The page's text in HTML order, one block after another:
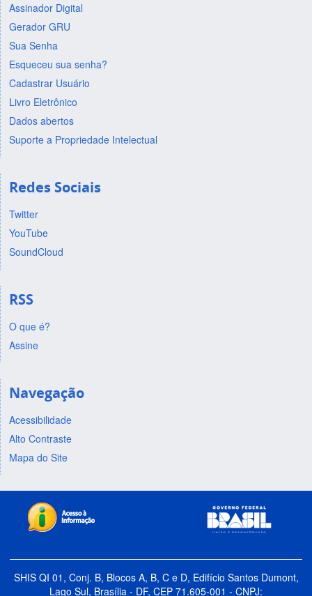
Assinador Digital
Gerador GRU
Sua Senha
Esqueceu sua senha?
Cadastrar Usuário
Livro Eletrônico
Dados abertos
Suporte a Propriedade Intelectual
Redes Sociais
Twitter
YouTube
SoundCloud
RSS
O que é?
Assine
Navegação
Acessibilidade
Alto Contraste
Mapa do Site
SHIS QI 01, Conj. B, Blocos A, B, C e D, Edifício Santos Dumont,
Lago Sul, Brasília - DF, CEP 71.605-001 - CNPJ: